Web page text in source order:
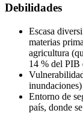
Debilidades
Escasa
materias
agricultura
14 % del PIB
inundaciones)
Entorno de
país, donde